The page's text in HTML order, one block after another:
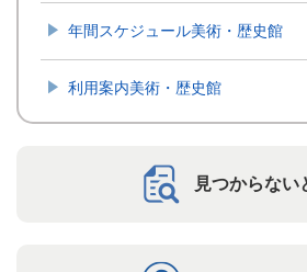
年間スケジュール美術・歴史館
利用案内美術・歴史館
見つからない